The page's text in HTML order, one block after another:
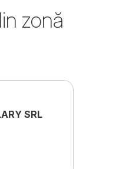
zonă
SRL